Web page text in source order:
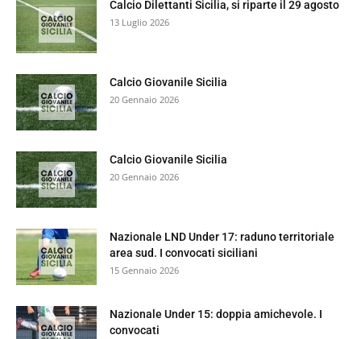
Calcio Dilettanti Sicilia, si riparte il 29 agosto
13 Luglio 2026
Calcio Giovanile Sicilia
20 Gennaio 2026
Calcio Giovanile Sicilia
20 Gennaio 2026
Nazionale LND Under 17: raduno territoriale
area sud. I convocati siciliani
15 Gennaio 2026
Nazionale Under 15: doppia amichevole. I
convocati